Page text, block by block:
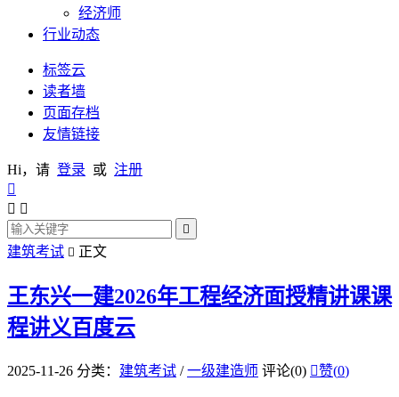
经济师
行业动态
标签云
读者墙
页面存档
友情链接
Hi，请 登录 或 注册

 

建筑考试  正文
王东兴一建2026年工程经济面授精讲课课
程讲义百度云
2025-11-26 分类： 建筑考试 /一级建造师 评论(0) 赞(0)